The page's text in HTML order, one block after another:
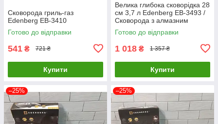
Сковорода гриль-газ
Edenberg EB-3410
Готово до відправки
541 ₴ 721 ₴
Купити
Велика глибока сковорідка 28
см 3,7 л Edenberg EB-3493 /
Сковорода з алмазним
антипригарним покриттям
Готово до відправки
1 018 ₴ 1 357 ₴
Купити
–25% –25%